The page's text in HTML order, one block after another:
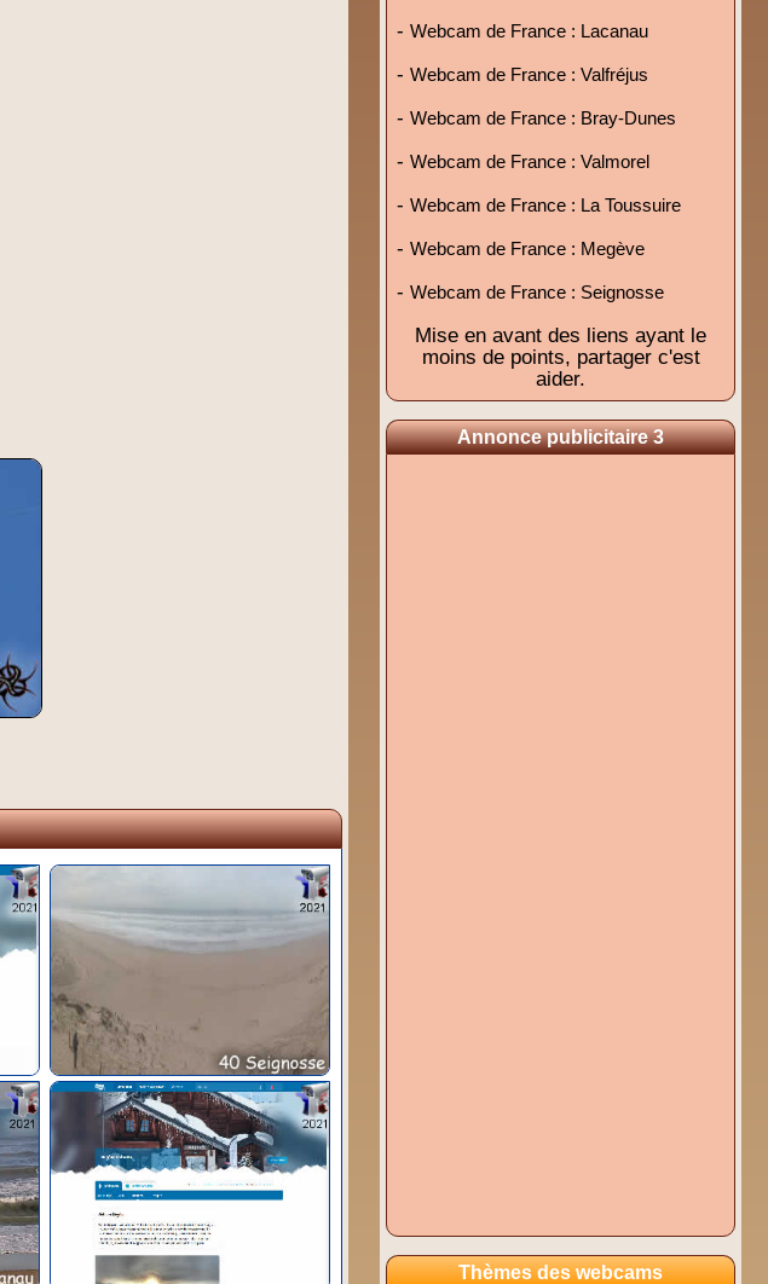
- Webcam de France : Lacanau
- Webcam de France : Valfréjus
- Webcam de France : Bray-Dunes
- Webcam de France : Valmorel
- Webcam de France : La Toussuire
- Webcam de France : Megève
- Webcam de France : Seignosse
Mise en avant des liens ayant le
moins de points, partager c'est
aider.
Annonce publicitaire 3
Thèmes des webcams